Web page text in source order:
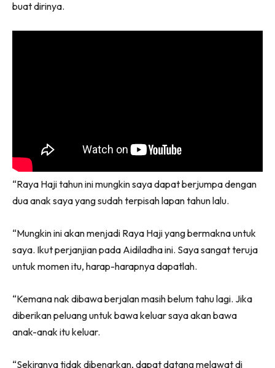
buat dirinya.
“Raya Haji tahun ini mungkin saya dapat berjumpa dengan
dua anak saya yang sudah terpisah lapan tahun lalu.
“Mungkin ini akan menjadi Raya Haji yang bermakna untuk
saya. Ikut perjanjian pada Aidiladha ini. Saya sangat teruja
untuk momen itu, harap-harapnya dapatlah.
“Kemana nak dibawa berjalan masih belum tahu lagi. Jika
diberikan peluang untuk bawa keluar saya akan bawa
anak-anak itu keluar.
“Sekiranya tidak dibenarkan, dapat datang melawat di